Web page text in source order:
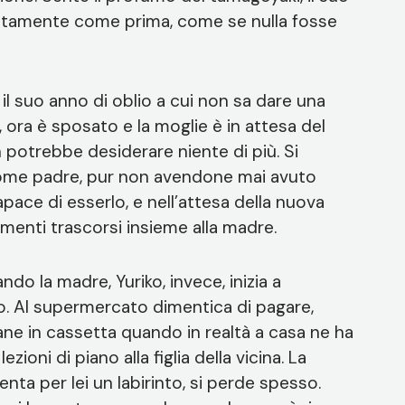
come prima, come se nulla fosse
suo anno di oblio a cui non sa dare una
ora è sposato e la moglie è in attesa del
potrebbe desiderare niente di più. Si
padre, pur non avendone mai avuto
di esserlo, e nell’attesa della nuova
trascorsi insieme alla madre.
la madre, Yuriko, invece, inizia a
Al supermercato dimentica di pagare,
in cassetta quando in realtà a casa ne ha
di piano alla figlia della vicina. La
per lei un labirinto, si perde spesso.